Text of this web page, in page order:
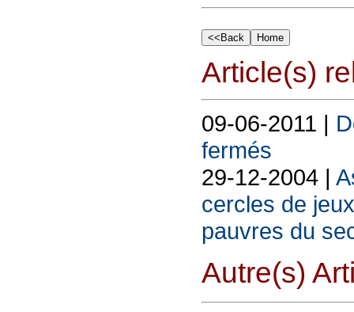
Article(s)
09-06-2011 |
fermés
29-12-2004 |
cercles de
pauvres du
Autre(s)